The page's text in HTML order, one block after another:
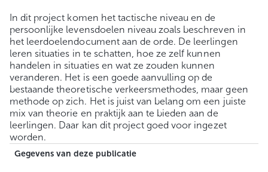
In dit project komen het tactische niveau en de
persoonlijke levensdoelen niveau zoals beschreven in
het leerdoelendocument aan de orde. De leerlingen
leren situaties in te schatten, hoe ze zelf kunnen
handelen in situaties en wat ze zouden kunnen
veranderen. Het is een goede aanvulling op de
bestaande theoretische verkeersmethodes, maar geen
methode op zich. Het is juist van belang om een juiste
mix van theorie en praktijk aan te bieden aan de
leerlingen. Daar kan dit project goed voor ingezet
worden.
Gegevens van deze publicatie